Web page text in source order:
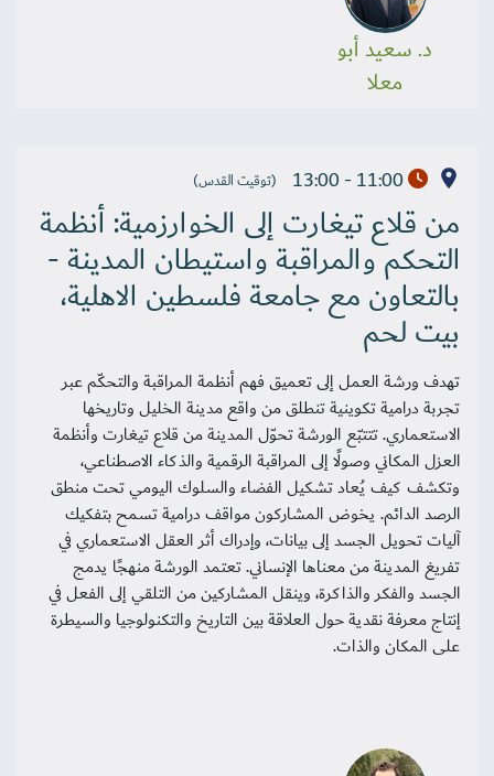
د. سعيد أبو
معلا
11:00 - 13:00 (توقيت القدس)
من قلاع تيغارت إلى الخوارزمية: أنظمة
التحكم والمراقبة واستيطان المدينة -
بالتعاون مع جامعة فلسطين الاهلية،
بيت لحم
تهدف ورشة العمل إلى تعميق فهم أنظمة المراقبة والتحكّم عبر
تجربة درامية تكوينية تنطلق من واقع مدينة الخليل وتاريخها
الاستعماري. تتتبّع الورشة تحوّل المدينة من قلاع تيغارت وأنظمة
العزل المكاني وصولًا إلى المراقبة الرقمية والذكاء الاصطناعي،
وتكشف كيف يُعاد تشكيل الفضاء والسلوك اليومي تحت منطق
الرصد الدائم. يخوض المشاركون مواقف درامية تسمح بتفكيك
آليات تحويل الجسد إلى بيانات، وإدراك أثر العقل الاستعماري في
تفريغ المدينة من معناها الإنساني. تعتمد الورشة منهجًا يدمج
الجسد والفكر والذاكرة، وينقل المشاركين من التلقي إلى الفعل في
إنتاج معرفة نقدية حول العلاقة بين التاريخ والتكنولوجيا والسيطرة
على المكان والذات.